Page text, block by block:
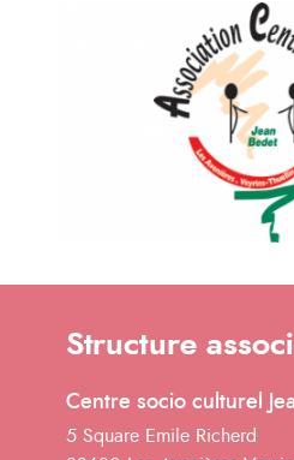
Structure
Centre socio culturel
5 Square Emile Richerd